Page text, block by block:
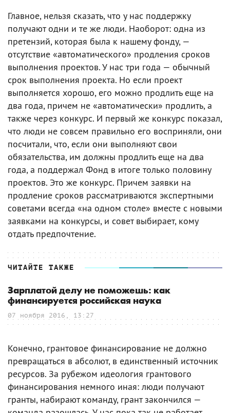
Главное, нельзя сказать, что у нас поддержку
получают одни и те же люди. Наоборот: одна из
претензий, которая была к нашему фонду, —
отсутствие «автоматического» продления сроков
выполнения проектов. У нас три года — обычный
срок выполнения проекта. Но если проект
выполняется хорошо, его можно продлить еще на
два года, причем не «автоматически» продлить, а
также через конкурс. И первый же конкурс показал,
что люди не совсем правильно его восприняли, они
посчитали, что, если они выполняют свои
обязательства, им должны продлить еще на два
года, а поддержал Фонд в итоге только половину
проектов. Это же конкурс. Причем заявки на
продление сроков рассматриваются экспертными
советами всегда «на одном столе» вместе с новыми
заявками на конкурсы, и совет выбирает, кому
отдать предпочтение.
ЧИТАЙТЕ ТАКЖЕ
Зарплатой делу не поможешь: как
финансируется российская наука
07 ноября 2016, 13:27
Конечно, грантовое финансирование не должно
превращаться в абсолют, в единственный источник
ресурсов. За рубежом идеология грантового
финансирования немного иная: люди получают
гранты, набирают команду, грант закончился —